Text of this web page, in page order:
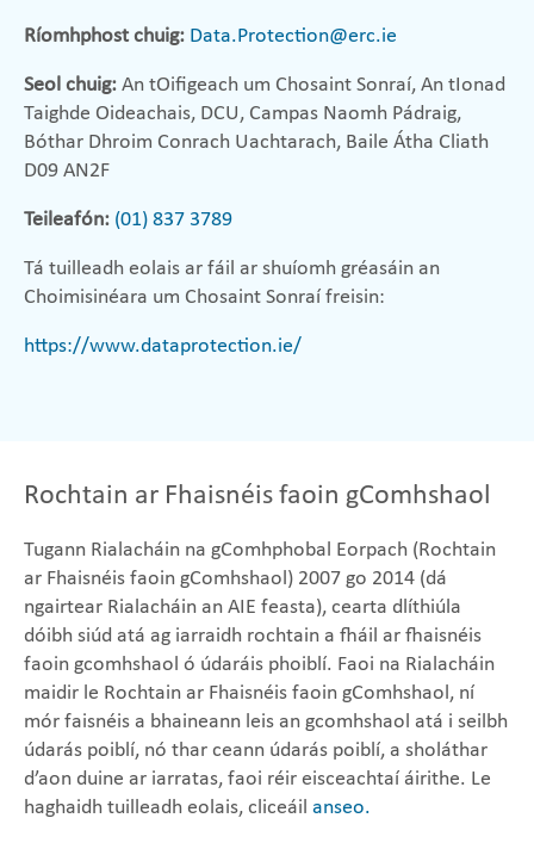
Ríomhphost chuig: Data.Protection@erc.ie
Seol chuig: An tOifigeach um Chosaint Sonraí, An tIonad
Taighde Oideachais, DCU, Campas Naomh Pádraig,
Bóthar Dhroim Conrach Uachtarach, Baile Átha Cliath
D09 AN2F
Teileafón: (01) 837 3789
Tá tuilleadh eolais ar fáil ar shuíomh gréasáin an
Choimisinéara um Chosaint Sonraí freisin:
https://www.dataprotection.ie/
Rochtain ar Fhaisnéis faoin gComhshaol
Tugann Rialacháin na gComhphobal Eorpach (Rochtain
ar Fhaisnéis faoin gComhshaol) 2007 go 2014 (dá
ngairtear Rialacháin an AIE feasta), cearta dlíthiúla
dóibh siúd atá ag iarraidh rochtain a fháil ar fhaisnéis
faoin gcomhshaol ó údaráis phoiblí. Faoi na Rialacháin
maidir le Rochtain ar Fhaisnéis faoin gComhshaol, ní
mór faisnéis a bhaineann leis an gcomhshaol atá i seilbh
údarás poiblí, nó thar ceann údarás poiblí, a sholáthar
d’aon duine ar iarratas, faoi réir eisceachtaí áirithe. Le
haghaidh tuilleadh eolais, cliceáil anseo.